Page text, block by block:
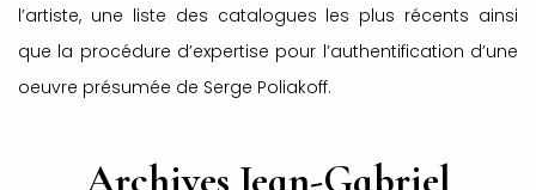
l’artiste, une liste des catalogues les plus récents ainsi
que la procédure d’expertise pour l’authentification d’une
oeuvre présumée de Serge Poliakoff.